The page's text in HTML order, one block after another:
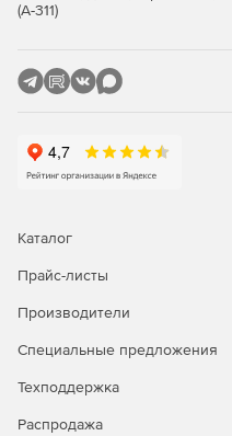
(А-311)
Каталог
Прайс-листы
Производители
Специальные предложения
Техподдержка
Распродажа